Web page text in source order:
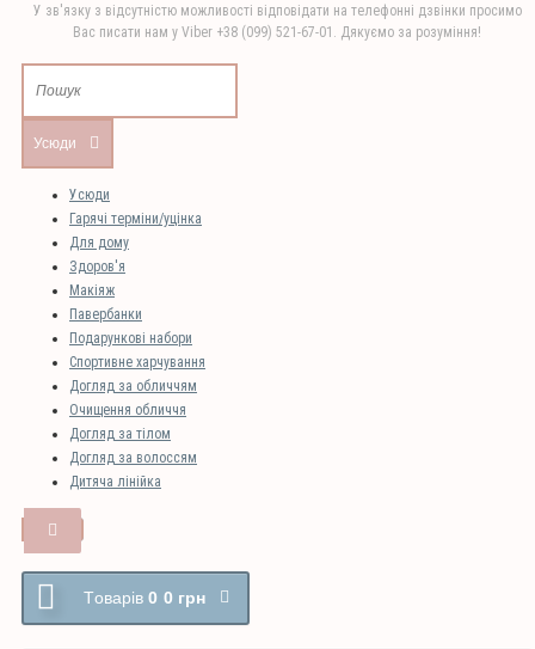
У зв'язку з відсутністю можливості відповідати на телефонні дзвінки просимо
Вас писати нам у Viber +38 (099) 521-67-01. Дякуємо за розуміння!
Усюди
Усюди
Гарячі терміни/уцінка
Для дому
Здоров'я
Макіяж
Павербанки
Подарункові набори
Спортивне харчування
Догляд за обличчям
Очищення обличчя
Догляд за тілом
Догляд за волоссям
Дитяча лінійка
Tоварів 0 0 грн